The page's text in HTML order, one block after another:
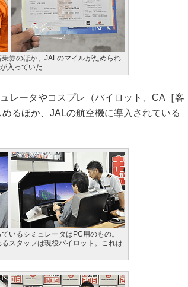
券のほか、JALのマイルがためられ
入っていた
レータやコスプレ（パイロット、CA［客
るほか、JALの航空機に導入されている
いるシミュレータはPC用のもの。
スタッフは現役パイロット。これは